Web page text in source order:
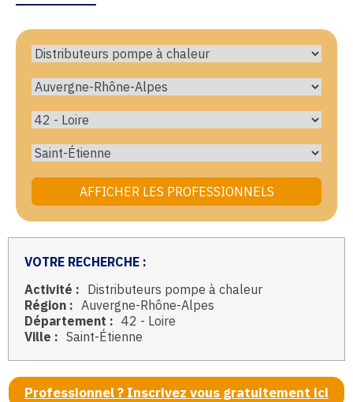
VOTRE RECHERCHE :
Activité : Distributeurs pompe à chaleur
Région : Auvergne-Rhône-Alpes
Département : 42 - Loire
Ville : Saint-Étienne
Professionnel ? Inscrivez vous gratuitement ici